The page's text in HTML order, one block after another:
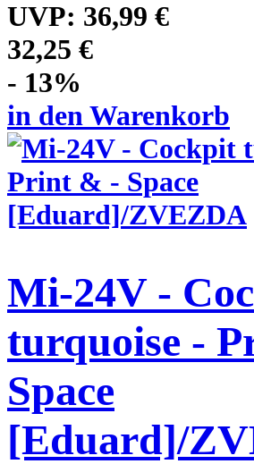
UVP: 36,99 €
32,25 €
- 13%
in den Warenkorb
Mi-24V -
turquoise -
Space
[Eduard]/